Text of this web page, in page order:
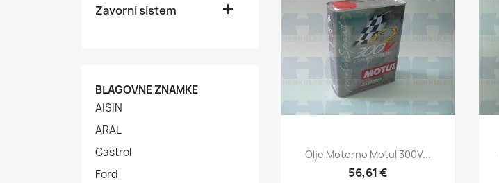
Zavorni sistem 
BLAGOVNE ZNAMKE
AISIN
ARAL
Castrol
Ford
Hitri ogled
Olje Motorno Motul 300V...
56,61 €